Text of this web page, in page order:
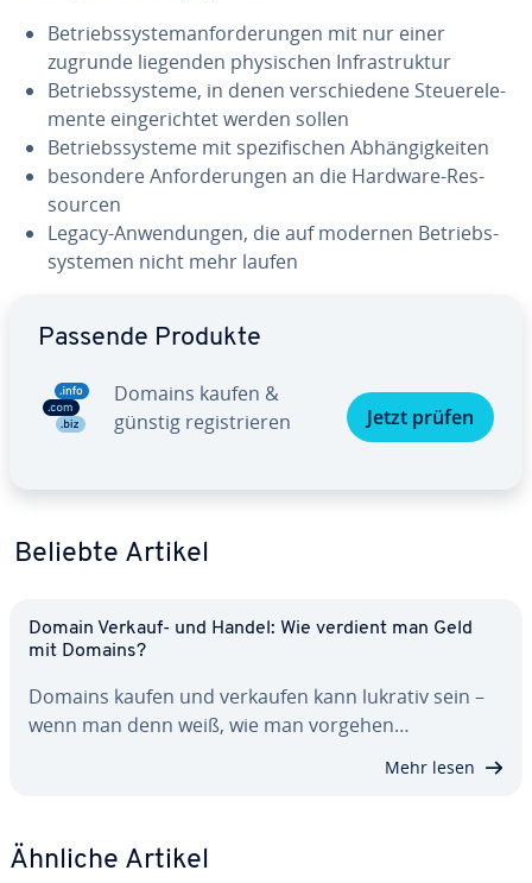
Be­triebs­sys­tem­an­for­de­run­gen mit nur einer
zugrunde liegenden phy­si­schen In­fra­struk­tur
Be­triebs­sys­te­me, in denen ver­schie­de­ne Steu­er­ele­
men­te ein­ge­rich­tet werden sollen
Be­triebs­sys­te­me mit spe­zi­fi­schen Ab­hän­gig­kei­ten
besondere An­for­de­run­gen an die Hardware-Res­
sour­cen
Legacy-An­wen­dun­gen, die auf modernen Be­triebs­
sys­te­men nicht mehr laufen
Passende Produkte
Domains kaufen &
günstig re­gis­trie­ren
Jetzt prüfen
Beliebte Artikel
Domain Verkauf- und Handel: Wie verdient man Geld
mit Domains?
Domains kaufen und verkaufen kann lukrativ sein –
wenn man denn weiß, wie man vorgehen…
Mehr lesen
Ähnliche Artikel